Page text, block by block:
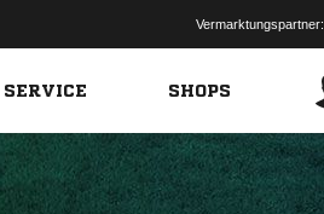
Vermarktungspartner:
SHOPS